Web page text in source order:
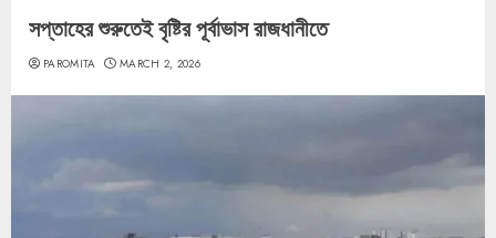
সপ্তাহের শুরুতেই বৃষ্টির পূর্বাভাস রাজধানীতে
PAROMITA MARCH 2, 2026